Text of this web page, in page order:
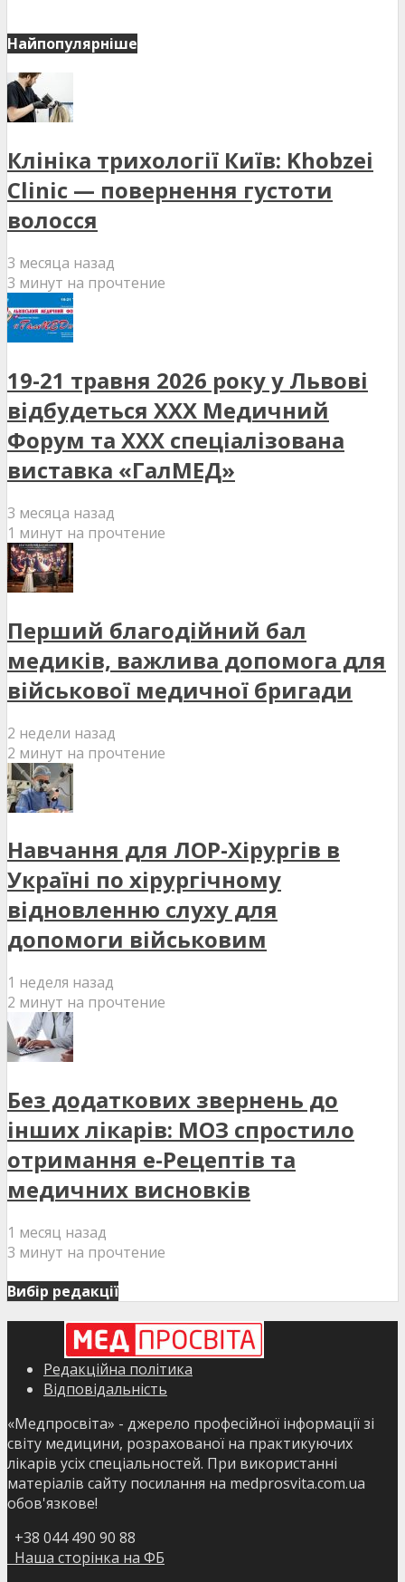
Найпопулярніше
Клініка трихології Київ: Khobzei
Clinic — повернення густоти
волосся
3 месяца назад
3 минут на прочтение
19-21 травня 2026 року у Львові
відбудеться XXX Медичний
Форум та XXX спеціалізована
виставка «ГалМЕД»
3 месяца назад
1 минут на прочтение
Перший благодійний бал
медиків, важлива допомога для
військової медичної бригади
2 недели назад
2 минут на прочтение
Навчання для ЛОР-Хірургів в
Україні по хірургічному
відновленню слуху для
допомоги військовим
1 неделя назад
2 минут на прочтение
Без додаткових звернень до
інших лікарів: МОЗ спростило
отримання е-Рецептів та
медичних висновків
1 месяц назад
3 минут на прочтение
Вибір редакції
Редакційна політика
Відповідальність
«Медпросвіта» - джерело професійної інформації зі
світу медицини, розрахованої на практикуючих
лікарів усіх спеціальностей. При використанні
матеріалів сайту посилання на medprosvita.com.ua
обов'язкове!
+38 044 490 90 88
Наша сторінка на ФБ